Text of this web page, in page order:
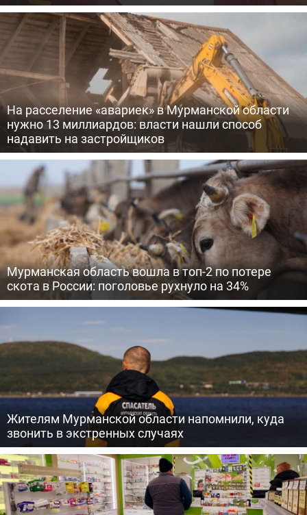
На расселение «авариек» в Мурманской области
нужно 13 миллиардов: власти нашли способ
надавить на застройщиков
Мурманская область вошла в топ-2 по потере
скота в России: поголовье рухнуло на 34%
Жителям Мурманской области напомнили, куда
звонить в экстренных случаях